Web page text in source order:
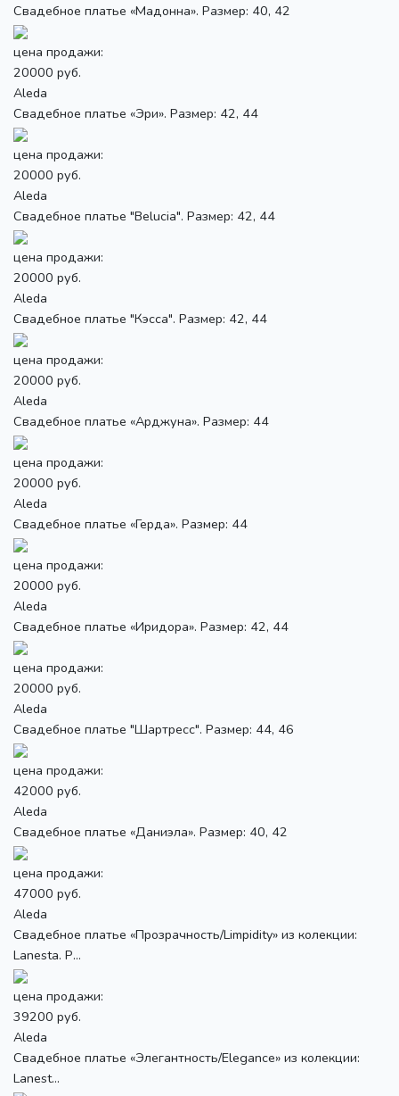
Свадебное платье «Мадонна». Размер: 40, 42
цена продажи:
20000 руб.
Aleda
Свадебное платье «Эри». Размер: 42, 44
цена продажи:
20000 руб.
Aleda
Свадебное платье "Belucia". Размер: 42, 44
цена продажи:
20000 руб.
Aleda
Свадебное платье "Кэсса". Размер: 42, 44
цена продажи:
20000 руб.
Aleda
Свадебное платье «Арджуна». Размер: 44
цена продажи:
20000 руб.
Aleda
Свадебное платье «Герда». Размер: 44
цена продажи:
20000 руб.
Aleda
Свадебное платье «Иридора». Размер: 42, 44
цена продажи:
20000 руб.
Aleda
Свадебное платье "Шартресс". Размер: 44, 46
цена продажи:
42000 руб.
Aleda
Свадебное платье «Даниэла». Размер: 40, 42
цена продажи:
47000 руб.
Aleda
Свадебное платье «Прозрачность/Limpidity» из колекции:
Lanesta. Р...
цена продажи:
39200 руб.
Aleda
Свадебное платье «Элегантность/Elegance» из колекции:
Lanest...